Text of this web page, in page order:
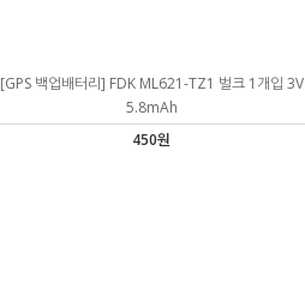
[GPS 백업배터리] FDK ML621-TZ1 벌크 1개입 3V
5.8mAh
450원